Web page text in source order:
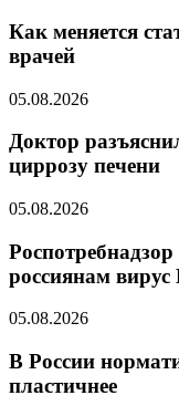
Как меняется
врачей
05.08.2026
Доктор
циррозу печени
05.08.2026
россиянам
05.08.2026
В России
пластичнее